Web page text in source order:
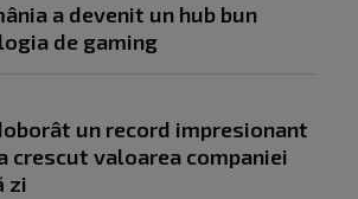
a devenit un hub bun
de gaming
un record impresionant
crescut valoarea companiei
zi